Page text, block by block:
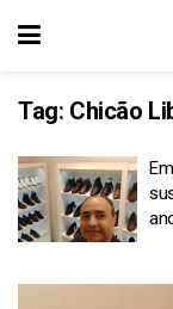
Tag: Chicão